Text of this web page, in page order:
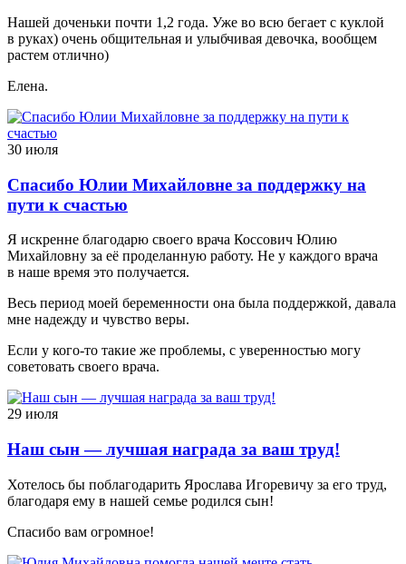
Нашей доченьки почти 1,2 года. Уже во всю бегает с куклой
в руках) очень общительная и улыбчивая девочка, вообщем
растем отлично)
Елена.
30 июля
Спасибо Юлии Михайловне за поддержку на
пути к счастью
Я искренне благодарю своего врача Коссович Юлию
Михайловну за её проделанную работу. Не у каждого врача
в наше время это получается.
Весь период моей беременности она была поддержкой, давала
мне надежду и чувство веры.
Если у кого-то такие же проблемы, с уверенностью могу
советовать своего врача.
29 июля
Наш сын — лучшая награда за ваш труд!
Хотелось бы поблагодарить Ярослава Игоревичу за его труд,
благодаря ему в нашей семье родился сын!
Спасибо вам огромное!